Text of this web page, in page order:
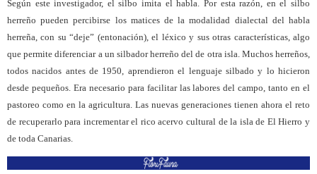
Según este investigador, el silbo imita el habla. Por esta razón, en el silbo
herreño pueden percibirse los matices de la modalidad dialectal del habla
herreña, con su “deje” (entonación), el léxico y sus otras características, algo
que permite diferenciar a un silbador herreño del de otra isla. Muchos herreños,
todos nacidos antes de 1950, aprendieron el lenguaje silbado y lo hicieron
desde pequeños. Era necesario para facilitar las labores del campo, tanto en el
pastoreo como en la agricultura. Las nuevas generaciones tienen ahora el reto
de recuperarlo para incrementar el rico acervo cultural de la isla de El Hierro y
de toda Canarias.